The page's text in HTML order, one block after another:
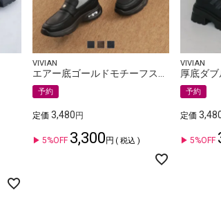
VIVIAN
予約
定価 3,480
5%OFF 3,300 税込
VIVIAN
予約
定価
5%OFF